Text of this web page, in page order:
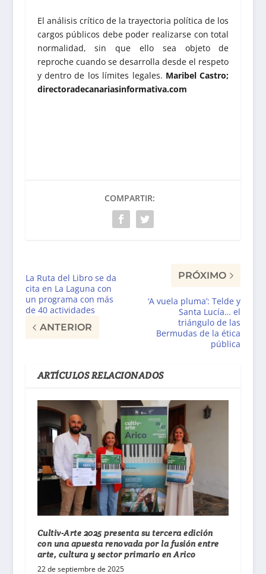
El análisis crítico de la trayectoria política de los
cargos públicos debe poder realizarse con total
normalidad, sin que ello sea objeto de
reproche cuando se desarrolla desde el respeto
y dentro de los límites legales. Maribel Castro;
directoradecanariasinformativa.com
COMPARTIR:
La Ruta del Libro se da
cita en La Laguna con
un programa con más
de 40 actividades
ANTERIOR
PRÓXIMO
‘A vuela pluma’: Telde y
Santa Lucía… el
triángulo de las
Bermudas de la ética
pública
ARTÍCULOS RELACIONADOS
Cultiv-Arte 2025 presenta su tercera edición
con una apuesta renovada por la fusión entre
arte, cultura y sector primario en Arico
22 de septiembre de 2025